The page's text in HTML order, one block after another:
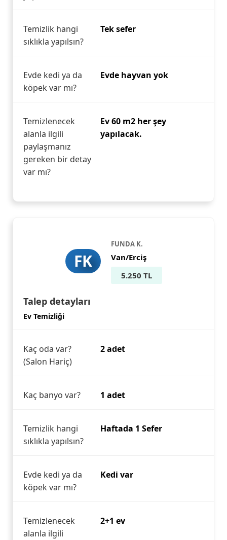
Temizlik hangi
sıklıkla yapılsın?
Tek sefer
Evde kedi ya da
köpek var mı?
Evde hayvan yok
Temizlenecek
alanla ilgili
paylaşmanız
gereken bir detay
var mı?
Ev 60 m2 her şey
yapılacak.
FK
FUNDA K.
Van/Erciş
5.250 TL
Talep detayları
Ev Temizliği
Kaç oda var?
(Salon Hariç)
2 adet
Kaç banyo var? 1 adet
Temizlik hangi
sıklıkla yapılsın?
Haftada 1 Sefer
Evde kedi ya da
köpek var mı?
Kedi var
Temizlenecek
alanla ilgili
2+1 ev